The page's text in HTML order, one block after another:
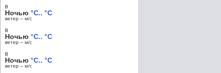
в
Ночью °C.. °C
ветер – м/c
в
Ночью °C.. °C
ветер – м/c
в
Ночью °C.. °C
ветер – м/c